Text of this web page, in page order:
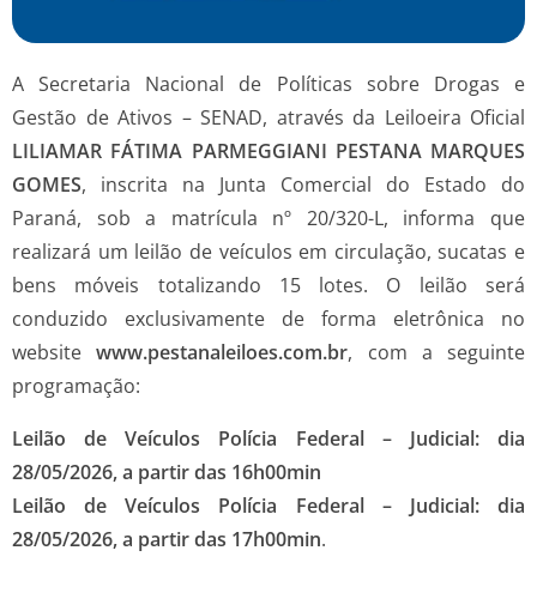
A Secretaria Nacional de Políticas sobre Drogas e
Gestão de Ativos – SENAD, através da Leiloeira Oficial
LILIAMAR FÁTIMA PARMEGGIANI PESTANA MARQUES
GOMES, inscrita na Junta Comercial do Estado do
Paraná, sob a matrícula nº 20/320-L, informa que
realizará um leilão de veículos em circulação, sucatas e
bens móveis totalizando 15 lotes. O leilão será
conduzido exclusivamente de forma eletrônica no
websitewww.pestanaleiloes.com.br, com a seguinte
programação:
Leilão de Veículos Polícia Federal – Judicial: dia
28/05/2026, a partir das 16h00min
Leilão de Veículos Polícia Federal – Judicial: dia
28/05/2026, a partir das 17h00min.